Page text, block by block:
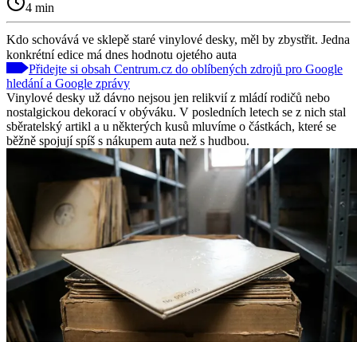
4 min
Kdo schovává ve sklepě staré vinylové desky, měl by zbystřit. Jedna
konkrétní edice má dnes hodnotu ojetého auta
Přidejte si obsah Centrum.cz do oblíbených zdrojů pro Google
hledání a Google zprávy
Vinylové desky už dávno nejsou jen relikvií z mládí rodičů nebo
nostalgickou dekorací v obýváku. V posledních letech se z nich stal
sběratelský artikl a u některých kusů mluvíme o částkách, které se
běžně spojují spíš s nákupem auta než s hudbou.